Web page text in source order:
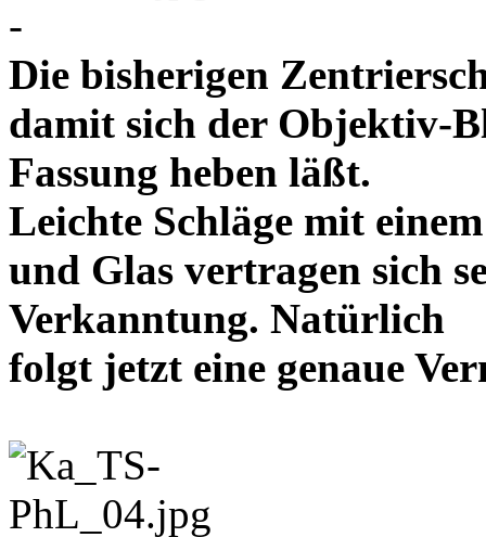
-
Die bisherigen
damit sich der Objektiv-
Fassung heben läßt.
Leichte Schläge mit
und Glas vertragen sich
Verkanntung. Natürlich
folgt jetzt eine genaue